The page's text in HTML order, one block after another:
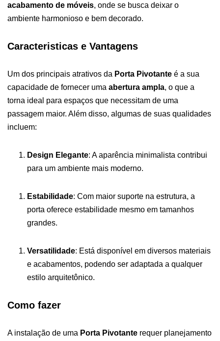
acabamento de móveis, onde se busca deixar o
ambiente harmonioso e bem decorado.
Caracteristicas e Vantagens
Um dos principais atrativos da Porta Pivotante é a sua
capacidade de fornecer uma abertura ampla, o que a
torna ideal para espaços que necessitam de uma
passagem maior. Além disso, algumas de suas qualidades
incluem:
Design Elegante: A aparência minimalista contribui
para um ambiente mais moderno.
Estabilidade: Com maior suporte na estrutura, a
porta oferece estabilidade mesmo em tamanhos
grandes.
Versatilidade: Está disponível em diversos materiais
e acabamentos, podendo ser adaptada a qualquer
estilo arquitetônico.
Como fazer
A instalação de uma Porta Pivotante requer planejamento